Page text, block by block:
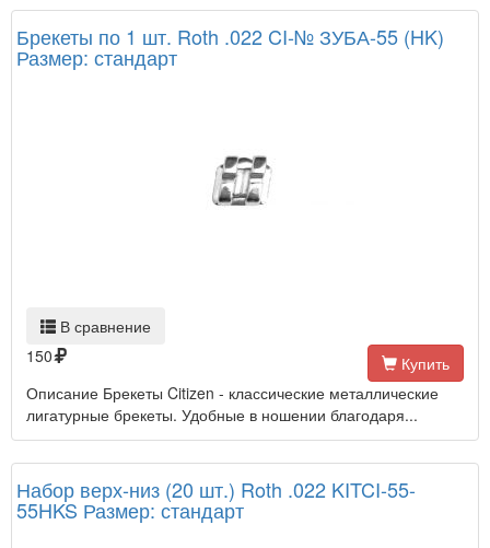
Брекеты по 1 шт. Roth .022 CI-№ ЗУБА-55 (HK)
Размер: стандарт
В сравнение
150
Купить
Описание Брекеты Citizen - классические металлические
лигатурные брекеты. Удобные в ношении благодаря...
Набор верх-низ (20 шт.) Roth .022 KITCI-55-
55HKS Размер: стандарт